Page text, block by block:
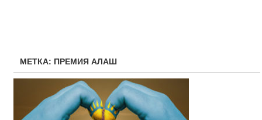
МЕТКА: ПРЕМИЯ АЛАШ